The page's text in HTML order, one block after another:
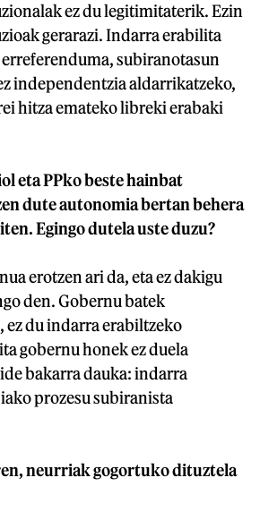
ez du legitimitaterik. Ezin
gerarazi. Indarra erabilita
subiranotasun
independentzia aldarrikatzeko,
hitza emateko libreki erabaki
eta PPko beste hainbat
dute autonomia bertan behera
Egingo dutela uste duzu?
erotzen ari da, eta ez dakigu
den. Gobernu batek
du indarra erabiltzeko
gobernu honek ez duela
bakarra dauka: indarra
prozesu subiranista
neurriak gogortuko dituztela